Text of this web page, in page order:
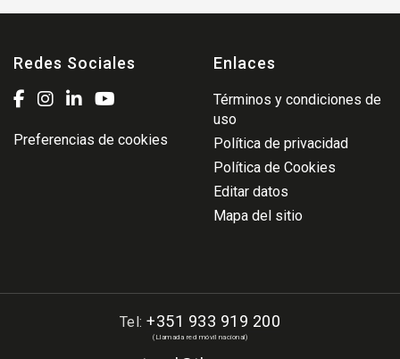
Redes Sociales
Preferencias de cookies
Enlaces
Términos y condiciones de
uso
Política de privacidad
Política de Cookies
Editar datos
Mapa del sitio
Tel:+351 933 919 200
(Llamada red móvil nacional)